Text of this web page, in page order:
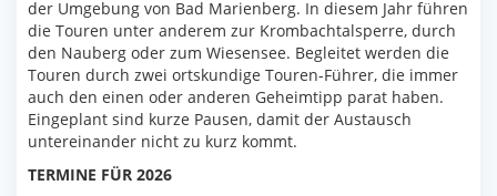
der Umgebung von Bad Marienberg. In diesem Jahr führen
die Touren unter anderem zur Krombachtalsperre, durch
den Nauberg oder zum Wiesensee. Begleitet werden die
Touren durch zwei ortskundige Touren-Führer, die immer
auch den einen oder anderen Geheimtipp parat haben.
Eingeplant sind kurze Pausen, damit der Austausch
untereinander nicht zu kurz kommt.
TERMINE FÜR 2026